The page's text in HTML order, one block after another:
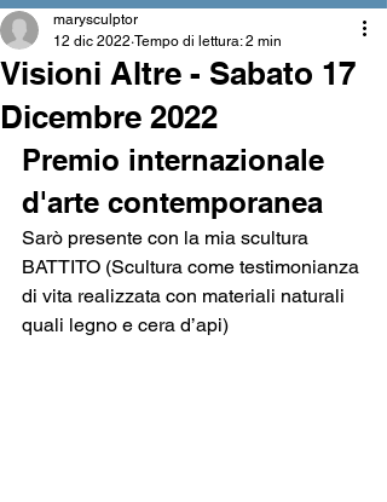
Visioni Altre - Sabato 17
Dicembre 2022
marysculptor
12 dic 2022 Tempo di lettura: 2 min
Premio internazionale
d'arte contemporanea
Sarò presente con la mia scultura
BATTITO (Scultura come testimonianza
di vita realizzata con materiali naturali
quali legno e cera d’api)